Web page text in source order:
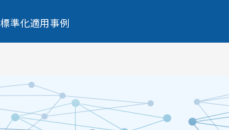
標準化適用事例